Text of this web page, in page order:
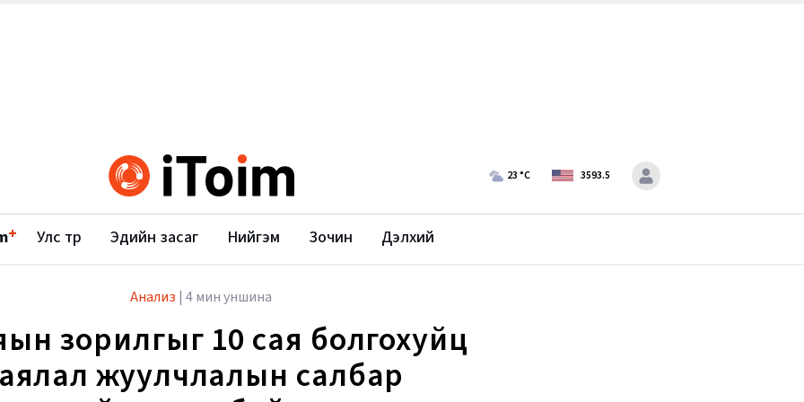
23°C 3593.5
+ Улс төр Эдийн засаг Нийгэм Зочин Дэлхий
Анализ | 4 мин уншина
зорилгыг 10 сая болгохуйц
аялал жуулчлалын салбар